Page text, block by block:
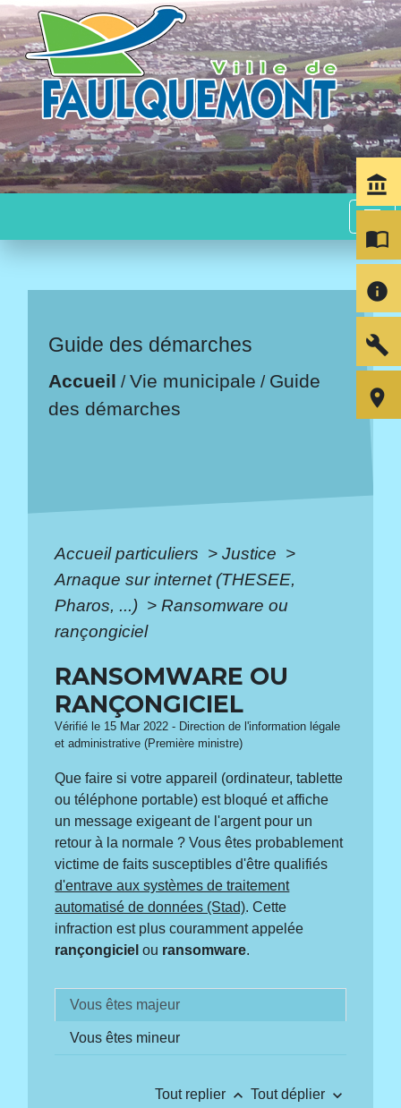
menu
Guide des démarches
Accueil /Vie municipale / Guide
des démarches
Accueil particuliers > Justice >
Arnaque sur internet (THESEE,
Pharos, ...) > Ransomware ou
rançongiciel
RANSOMWARE OU
RANÇONGICIEL
Vérifié le 15 Mar 2022 - Direction de l'information légale
et administrative (Première ministre)
Que faire si votre appareil (ordinateur, tablette
ou téléphone portable) est bloqué et affiche
un message exigeant de l'argent pour un
retour à la normale ? Vous êtes probablement
victime de faits susceptibles d'être qualifiés
d'entrave aux systèmes de traitement
automatisé de données (Stad). Cette
infraction est plus couramment appelée
rançongiciel ou ransomware.
Vous êtes majeur
Vous êtes mineur
Tout replier keyboard_arrow_up Tout déplier keyboard_arrow_down
account_balance
import_contacts
info
build
room